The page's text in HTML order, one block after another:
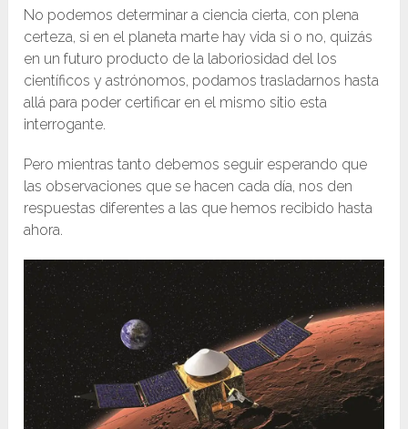
No podemos determinar a ciencia cierta, con plena
certeza, si en el planeta marte hay vida si o no, quizás
en un futuro producto de la laboriosidad del los
científicos y astrónomos, podamos trasladarnos hasta
allá para poder certificar en el mismo sitio esta
interrogante.
Pero mientras tanto debemos seguir esperando que
las observaciones que se hacen cada día, nos den
respuestas diferentes a las que hemos recibido hasta
ahora.